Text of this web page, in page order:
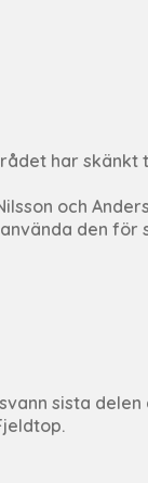
har
och
den
sista